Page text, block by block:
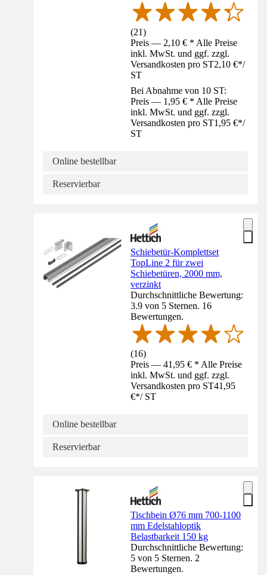
(21)
Preis — 2,10 € * Alle Preise
inkl. MwSt. und ggf. zzgl.
Versandkosten pro ST2,10 €*/
ST
Bei Abnahme von 10 ST:
Preis — 1,95 € * Alle Preise
inkl. MwSt. und ggf. zzgl.
Versandkosten pro ST1,95 €*/
ST
Online bestellbar
Reservierbar
Schiebetür-Komplettset
TopLine 2 für zwei
Schiebetüren, 2000 mm,
verzinkt
Durchschnittliche Bewertung:
3.9 von 5 Sternen. 16
Bewertungen.
(16)
Preis — 41,95 € * Alle Preise
inkl. MwSt. und ggf. zzgl.
Versandkosten pro ST41,95
€*/ ST
Online bestellbar
Reservierbar
Tischbein Ø76 mm 700-1100
mm Edelstahloptik
Belastbarkeit 150 kg
Durchschnittliche Bewertung:
5 von 5 Sternen. 2
Bewertungen.